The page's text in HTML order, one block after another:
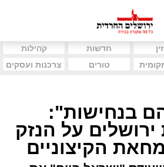
חדשות
קהילות
טורים צרכנות ועסקים
בנחישות":
ירושלים על הנזק
הקיצוניים